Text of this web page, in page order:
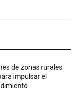
de zonas rurales
impulsar el